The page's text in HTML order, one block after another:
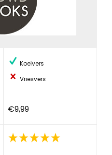
Koelvers
Vriesvers
€9,99